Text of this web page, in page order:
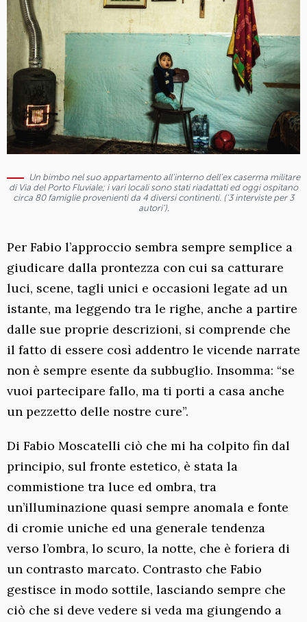
Un bimbo nel suo appartamento all’interno dell’ex caserma militare
di Via del Porto Fluviale; i vari locali sono stati riadattati ed oggi ospitano
circa 80 famiglie provenienti da 4 diversi continenti. (‘3 interviste per 3
autori’).
Per Fabio l’approccio sembra sempre semplice a
giudicare dalla prontezza con cui sa catturare
luci, scene, tagli unici e occasioni legate ad un
istante, ma leggendo tra le righe, anche a partire
dalle sue proprie descrizioni, si comprende che
il fatto di essere così addentro le vicende narrate
non è sempre esente da subbuglio. Insomma: “se
vuoi partecipare fallo, ma ti porti a casa anche
un pezzetto delle nostre cure”.
Di Fabio Moscatelli ciò che mi ha colpito fin dal
principio, sul fronte estetico, è stata la
commistione tra luce ed ombra, tra
un’illuminazione quasi sempre anomala e fonte
di cromie uniche ed una generale tendenza
verso l’ombra, lo scuro, la notte, che è foriera di
un contrasto marcato. Contrasto che Fabio
gestisce in modo sottile, lasciando sempre che
ciò che si deve vedere si veda ma giungendo a